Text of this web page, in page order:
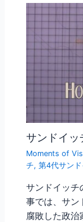
サンドイッ
Moments of
チ,第4代サン
サンドイッチ
事では、サン
腐敗した政